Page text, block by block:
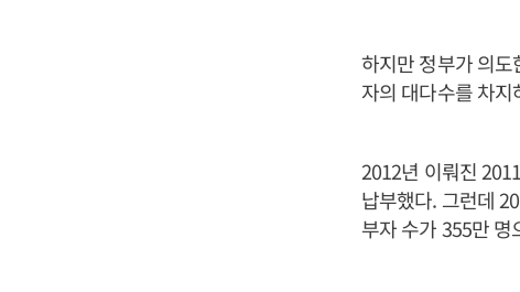
하지만 정부가 의
자의 대다수를 차
2012년 이뤄진
납부했다. 그런데
부자 수가 355만 명